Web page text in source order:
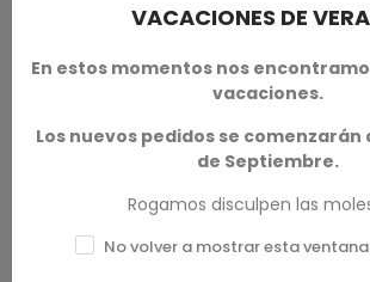
Calificación media
0.0
VACACIONES DE
En estos momentos nos
vacaciones.
Los nuevos pedidos se comenzarán
de Septiembre.
Rogamos disculpen las
No volver a mostrar esta